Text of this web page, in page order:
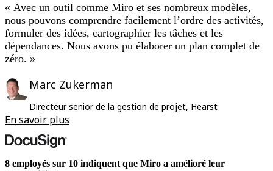
« Avec un outil comme Miro et ses nombreux modèles,
nous pouvons comprendre facilement l’ordre des activités,
formuler des idées, cartographier les tâches et les
dépendances. Nous avons pu élaborer un plan complet de
zéro. »
Marc Zukerman
Directeur senior de la gestion de projet, Hearst
En savoir plus
8 employés sur 10 indiquent que Miro a amélioré leur